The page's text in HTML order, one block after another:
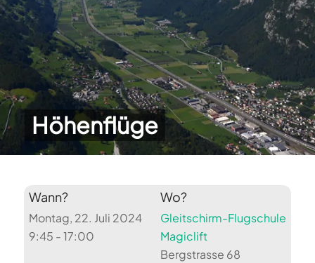
Höhenflüge
Wann?
Montag, 22. Juli 2024
9:45 - 17:00
Wo?
Gleitschirm-Flugschule
Magiclift
Bergstrasse 68